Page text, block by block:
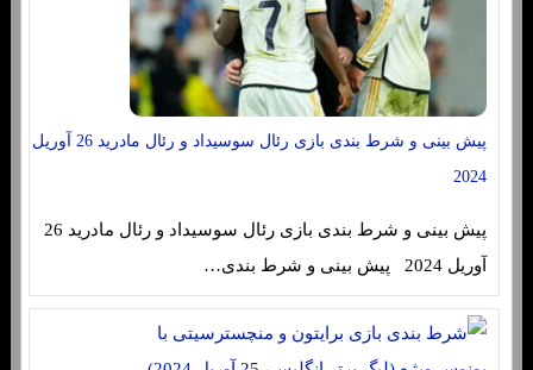
پیش بینی و شرط بندی بازی رئال سوسیداد و رئال مادرید 26 آوریل
2024
پیش بینی و شرط بندی بازی رئال سوسیداد و رئال مادرید 26
آوریل 2024 پیش بینی و شرط بندی…